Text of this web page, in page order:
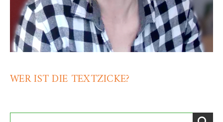
WER IST DIE TEXTZICKE?